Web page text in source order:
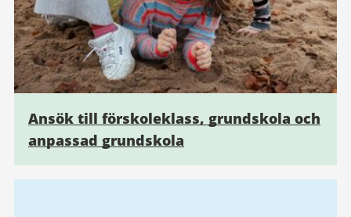
Ansök till förskoleklass, grundskola och
anpassad grundskola